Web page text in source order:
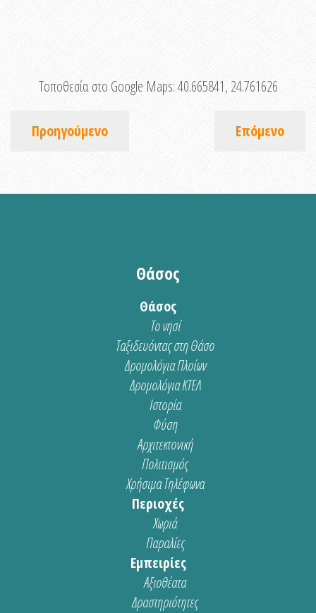
Τοποθεσία στο Google Maps:40.665841, 24.761626
Προηγούμενο Επόμενο
Θάσος
Θάσος
Το νησί
Ταξιδευόντας στη Θάσο
Δρομολόγια Πλοίων
Δρομολόγια ΚΤΕΛ
Ιστορία
Φύση
Αρχιτεκτονική
Πολιτισμός
Χρήσιμα Τηλέφωνα
Περιοχές
Χωριά
Παραλίες
Εμπειρίες
Αξιοθέατα
Δραστηριότητες